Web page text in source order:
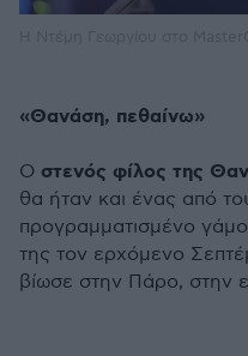
«Θανάση, πεθαίνω»
Ο στενός φίλος της
θα ήταν και ένας από
προγραμματισμένο
της τον ερχόμενο
βίωσε στην Πάρο, στην